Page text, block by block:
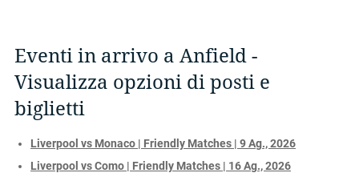
Eventi in arrivo a Anfield -
Visualizza opzioni di posti e
biglietti
Liverpool vs Monaco | Friendly Matches | 9 Ag., 2026
Liverpool vs Como | Friendly Matches | 16 Ag., 2026